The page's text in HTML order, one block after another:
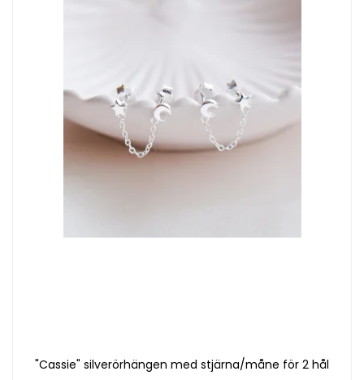
"Cassie" silverörhängen med stjärna/måne för 2 hål